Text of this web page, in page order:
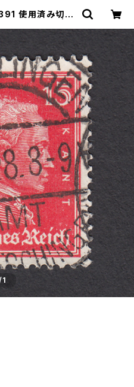
使用済み切手
トショップ | You